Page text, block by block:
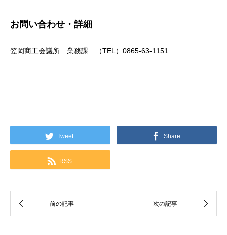
お問い合わせ・詳細
笠岡商工会議所 業務課 （TEL）0865-63-1151
Tweet Share
RSS